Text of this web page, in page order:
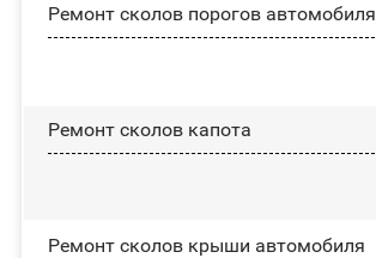
Ремонт сколов порогов автомобиля
Ремонт сколов капота
Ремонт сколов крыши автомобиля